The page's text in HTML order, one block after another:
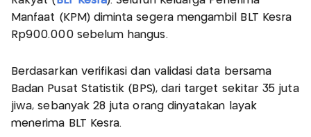
Manfaat (KPM) diminta segera mengambil BLT Kesra
Rp900.000 sebelum hangus.
Berdasarkan verifikasi dan validasi data bersama
Badan Pusat Statistik (BPS), dari target sekitar 35 juta
jiwa, sebanyak 28 juta orang dinyatakan layak
menerima BLT Kesra.